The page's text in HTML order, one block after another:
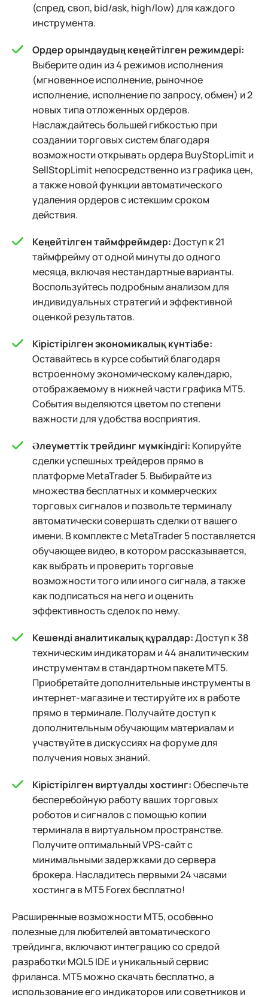
(спред, своп, bid/ask, high/low) для каждого
инструмента.
Ордер орындаудың кеңейтілген режимдері:
Выберите один из 4 режимов исполнения
(мгновенное исполнение, рыночное
исполнение, исполнение по запросу, обмен) и 2
новых типа отложенных ордеров.
Наслаждайтесь большей гибкостью при
создании торговых систем благодаря
возможности открывать ордера BuyStopLimit и
SellStopLimit непосредственно из графика цен,
а также новой функции автоматического
удаления ордеров с истекшим сроком
действия.
Кеңейтілген таймфреймдер:Доступ к 21
таймфрейму от одной минуты до одного
месяца, включая нестандартные варианты.
Воспользуйтесь подробным анализом для
индивидуальных стратегий и эффективной
оценкой результатов.
Кірістірілген экономикалық күнтізбе:
Оставайтесь в курсе событий благодаря
встроенному экономическому календарю,
отображаемому в нижней части графика MT5.
События выделяются цветом по степени
важности для удобства восприятия.
Әлеуметтік трейдинг мүмкіндігі: Копируйте
сделки успешных трейдеров прямо в
платформе MetaTrader 5. Выбирайте из
множества бесплатных и коммерческих
торговых сигналов и позвольте терминалу
автоматически совершать сделки от вашего
имени. В комплекте с MetaTrader 5 поставляется
обучающее видео, в котором рассказывается,
как выбрать и проверить торговые
возможности того или иного сигнала, а также
как подписаться на него и оценить
эффективность сделок по нему.
Кешенді аналитикалық құралдар:Доступ к 38
техническим индикаторам и 44 аналитическим
инструментам в стандартном пакете MT5.
Приобретайте дополнительные инструменты в
интернет-магазине и тестируйте их в работе
прямо в терминале. Получайте доступ к
дополнительным обучающим материалам и
участвуйте в дискуссиях на форуме для
получения новых знаний.
Кірістірілген виртуалды хостинг:Обеспечьте
бесперебойную работу ваших торговых
роботов и сигналов с помощью копии
терминала в виртуальном пространстве.
Получите оптимальный VPS-сайт с
минимальными задержками до сервера
брокера. Насладитесь первыми 24 часами
хостинга в MT5 Forex бесплатно!
Расширенные возможности МТ5, особенно
полезные для любителей автоматического
трейдинга, включают интеграцию со средой
разработки MQL5 IDE и уникальный сервис
фриланса. MT5 можно скачать бесплатно, а
использование его индикаторов или советников и